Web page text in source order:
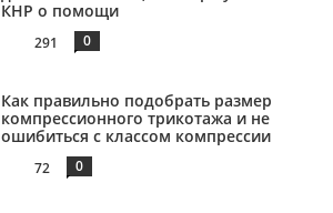
КНР о помощи
291 0
Как правильно подобрать размер
компрессионного трикотажа и не
ошибиться с классом компрессии
72 0